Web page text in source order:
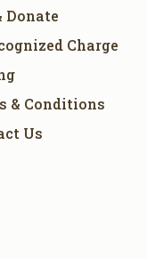
Donate
Charge
& Conditions
Us